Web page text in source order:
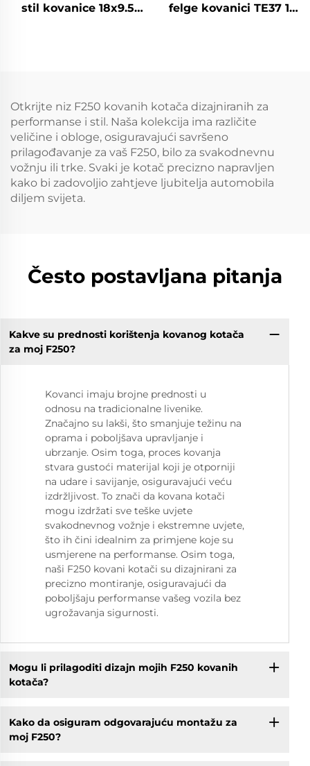
stil kovanice 18x9.5
felge kovanici TE37 17
Otkrijte niz F250 kovanih kotača dizajniranih za
performanse i stil. Naša kolekcija ima različite
veličine i obloge, osiguravajući savršeno
prilagođavanje za vaš F250, bilo za svakodnevnu
vožnju ili trke. Svaki je kotač precizno napravljen
kako bi zadovoljio zahtjeve ljubitelja automobila
diljem svijeta.
Često postavljana pitanja
Kakve su prednosti korištenja kovanog kotača
za moj F250?
Kovanci imaju brojne prednosti u
odnosu na tradicionalne livenike.
Značajno su lakši, što smanjuje težinu na
oprama i poboljšava upravljanje i
ubrzanje. Osim toga, proces kovanja
stvara gustoći materijal koji je otporniji
na udare i savijanje, osiguravajući veću
izdržljivost. To znači da kovana kotači
mogu izdržati sve teške uvjete
svakodnevnog vožnje i ekstremne uvjete,
što ih čini idealnim za primjene koje su
usmjerene na performanse. Osim toga,
naši F250 kovani kotači su dizajnirani za
precizno montiranje, osiguravajući da
poboljšaju performanse vašeg vozila bez
ugrožavanja sigurnosti.
Mogu li prilagoditi dizajn mojih F250 kovanih
kotača?
Kako da osiguram odgovarajuću montažu za
moj F250?